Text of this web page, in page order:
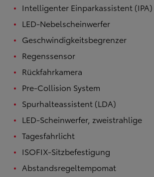
Intelligenter Einparkassistent (IPA)
LED-Nebelscheinwerfer
Geschwindigkeitsbegrenzer
Regenssensor
Rückfahrkamera
Pre-Collision System
Spurhalteassistent (LDA)
LED-Scheinwerfer, zweistrahlige
Tagesfahrlicht
ISOFIX-Sitzbefestigung
Abstandsregeltempomat